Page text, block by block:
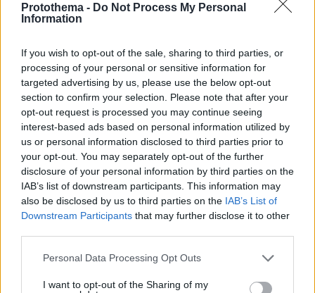
Protothema - Do Not Process My Personal
Information
If you wish to opt-out of the sale, sharing to third parties, or
processing of your personal or sensitive information for
targeted advertising by us, please use the below opt-out
section to confirm your selection. Please note that after your
opt-out request is processed you may continue seeing
interest-based ads based on personal information utilized by
us or personal information disclosed to third parties prior to
your opt-out. You may separately opt-out of the further
disclosure of your personal information by third parties on the
IAB’s list of downstream participants. This information may
also be disclosed by us to third parties on the IAB’s List of
Downstream Participants that may further disclose it to other
Please note that this website/app uses one or more Google
not limited to your visit or usage behaviour. You may click to
Personal Data Processing Opt Outs
I want to opt-out of the Sharing of my
Πώς ξυπνούσαν οι άνθρωποι πριν τα smartphones: Από
μπιζέλια της βιομηχανικής επανάστασης
πριν 25 λεπτά
Νέα ανάφλεξη στη Μέση Ανατολή: Οι Χούθι χτύπησαν
εγκατάσταση της Aramco, το Ιράν βάζει πιο σκληρούς
όρους για τα Στενά του Ορμούζ
πριν 29 λεπτά
Μαντόνα για Γουίλιαμ Όρμπιτ: Η μουσική σου μου
έδωσε ένα μαγικό χαλί για να πετάξω, ήμουν τόσο
τυχερή που σε γνώρισα
πριν 30 λεπτά
Οι τελευταίες μέρες της 49χρονης TikToker που
πριν 31 λεπτά
Σκληρό παζάρι της Τεχεράνης για τα στενά του Ορμούζ: